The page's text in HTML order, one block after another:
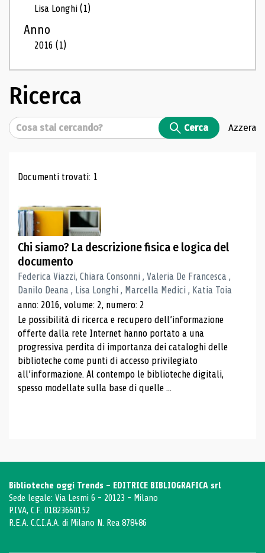
Lisa Longhi(1)
Anno
2016(1)
Ricerca
Cerca Cerca Azzera
Risultati di ricerca
Documenti trovati: 1
Chi siamo? La descrizione fisica e logica del
documento
Federica Viazzi, Chiara Consonni , Valeria De Francesca ,
Danilo Deana , Lisa Longhi , Marcella Medici , Katia Toia
anno: 2016, volume: 2, numero: 2
Le possibilità di ricerca e recupero dell’informazione
offerte dalla rete Internet hanno portato a una
progressiva perdita di importanza dei cataloghi delle
biblioteche come punti di accesso privilegiato
all’informazione. Al contempo le biblioteche digitali,
spesso modellate sulla base di quelle ...
Biblioteche oggi Trends - EDITRICE BIBLIOGRAFICA srl
Sede legale: Via Lesmi 6 - 20123 - Milano
P.IVA, C.F. 01823660152
R.E.A. C.C.I.A.A. di Milano N. Rea 878486